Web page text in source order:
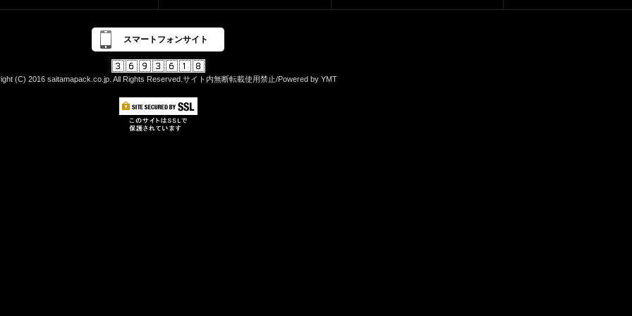
スマートフォンサイト
(C) 2016 saitamapack.co.jp. All Rights Reserved.サイト内無断転載使用禁止/Powered by YMT